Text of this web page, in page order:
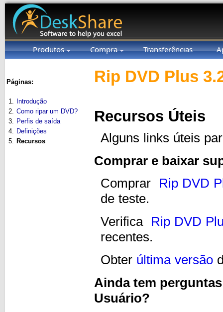
Produtos Compra Transferências
Páginas:
1.
Introdução
2. Como ripar um DVD?
3. Perfis de saída
4. Definições
5. Recursos
Rip DVD Plus
Recursos Úteis
Alguns links úteis
Comprar e baixar
Comprar
Rip DVD
de teste.
Verifica
Rip DVD
recentes.
Obter última versão
Ainda tem
Usuário?